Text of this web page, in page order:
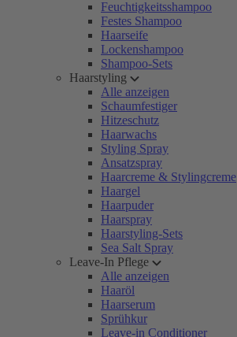
Feuchtigkeitsshampoo
Festes Shampoo
Haarseife
Lockenshampoo
Shampoo-Sets
Haarstyling
Alle anzeigen
Schaumfestiger
Hitzeschutz
Haarwachs
Styling Spray
Ansatzspray
Haarcreme & Stylingcreme
Haargel
Haarpuder
Haarspray
Haarstyling-Sets
Sea Salt Spray
Leave-In Pflege
Alle anzeigen
Haaröl
Haarserum
Sprühkur
Leave-in Conditioner